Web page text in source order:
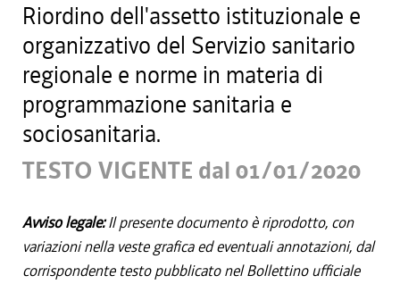
Riordino dell'assetto istituzionale e
organizzativo del Servizio sanitario
regionale e norme in materia di
programmazione sanitaria e
sociosanitaria.
TESTO VIGENTE dal 01/01/2020
Avviso legale:Il presente documento è riprodotto, con
variazioni nella veste grafica ed eventuali annotazioni, dal
corrispondente testo pubblicato nel Bollettino ufficiale